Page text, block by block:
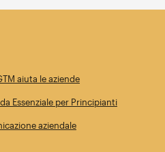
aiuta le aziende
Essenziale per Principianti
aziendale